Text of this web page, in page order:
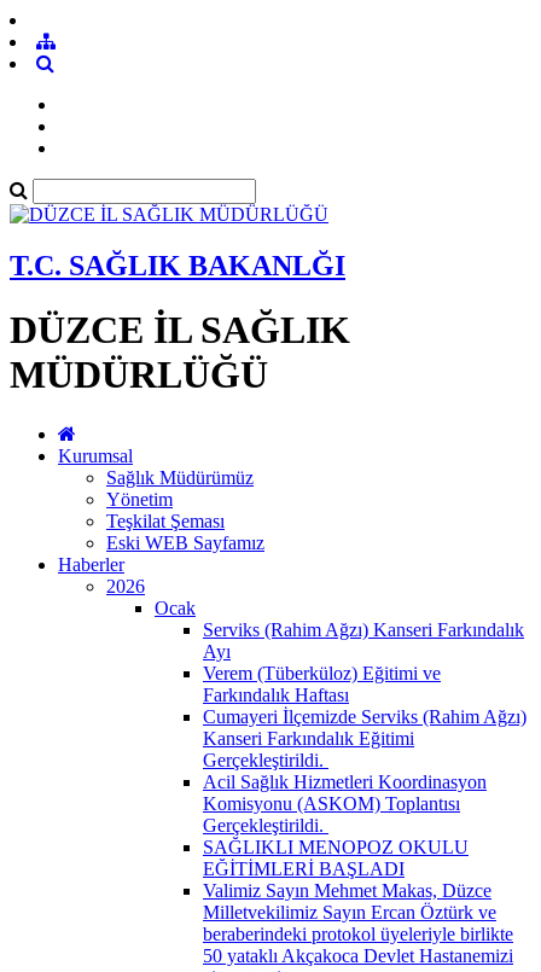
T.C. SAĞLIK BAKANLĞI
DÜZCE İL SAĞLIK
MÜDÜRLÜĞÜ
Kurumsal
Sağlık Müdürümüz
Yönetim
Teşkilat Şeması
Eski WEB Sayfamız
Haberler
2026
Ocak
Serviks (Rahim Ağzı) Kanseri Farkındalık
Ayı
Verem (Tüberküloz) Eğitimi ve
Farkındalık Haftası
Cumayeri İlçemizde Serviks (Rahim Ağzı)
Kanseri Farkındalık Eğitimi
Gerçekleştirildi. ​
Acil Sağlık Hizmetleri Koordinasyon
Komisyonu (ASKOM) Toplantısı
Gerçekleştirildi. ​
SAĞLIKLI MENOPOZ OKULU
EĞİTİMLERİ BAŞLADI
Valimiz Sayın Mehmet Makas, Düzce
Milletvekilimiz Sayın Ercan Öztürk ve
beraberindeki protokol üyeleriyle birlikte
50 yataklı Akçakoca Devlet Hastanemizi